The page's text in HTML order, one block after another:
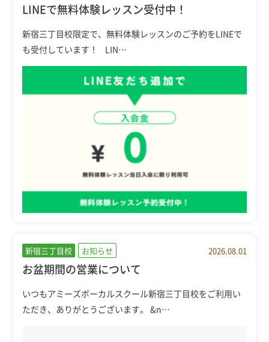
LINEで無料体験レッスン受付中！
新宿三丁目校限定で、無料体験レッスンのご予約をLINEで
も受付しています！ LIN…
新宿三丁目校 お知らせ 2026.08.01
お盆期間の営業について
いつもアミーズボーカルスクール新宿三丁目校をご利用い
ただき、ありがとうございます。 &n…